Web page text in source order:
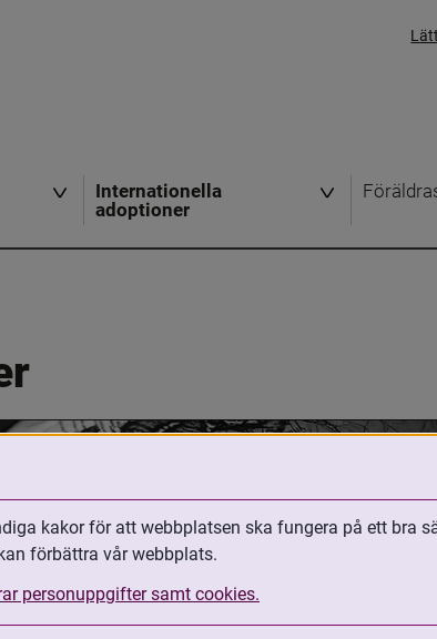
Internationella
adoptioner
kakor för att webbplatsen ska fungera på ett bra
förbättra vår webbplats.
personuppgifter samt cookies.